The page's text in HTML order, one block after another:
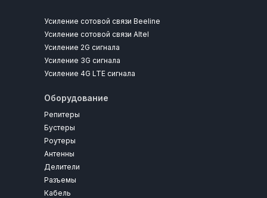
Оборудование
Репитеры
Бустеры
Роутеры
Антенны
Делители
Разъемы
Кабель
Усиление сотовой связи Beeline
Усиление сотовой связи Altel
Усиление 2G сигнала
Усиление 3G сигнала
Усиление 4G LTE сигнала